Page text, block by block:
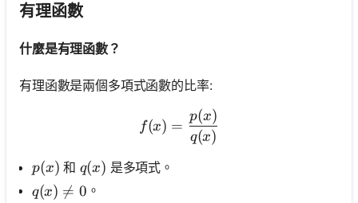
有理函數
什麼是有理函數？
有理函數是兩個多項式函數的比率:
f(x)=\frac{p(x)}{q(x)}
f(x) =
q(x)
p(x)
p(x)
p(x) 和 q(x)
q(x) 是多項式。
q(x) \neq 0
q(x) 
= 0 。